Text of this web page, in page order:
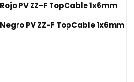
Rojo PV ZZ-F TopCable 1x6mm
Negro PV ZZ-F TopCable 1x6mm